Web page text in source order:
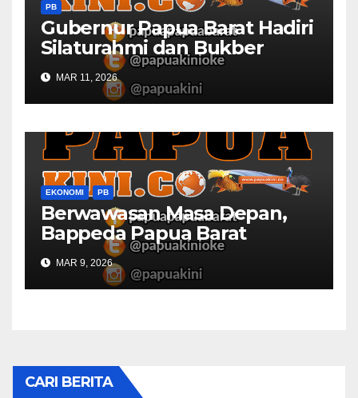
PB
Gubernur Papua Barat Hadiri
Silaturahmi dan Bukber
Bersama DPR RI dan
Mendagri di IPDN
MAR 11, 2026
EKONOMI PB
Berwawasan Masa Depan,
Bappeda Papua Barat
Konsultasi Publik RKPD 2027
MAR 9, 2026
CARI BERITA